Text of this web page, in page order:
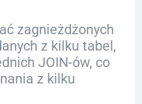
zagnieżdżonych
z kilku tabel,
JOIN-ów, co
z kilku